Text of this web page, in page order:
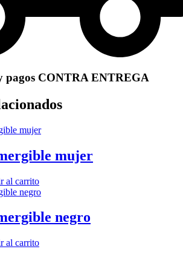
pagos CONTRA ENTREGA
mujer
al carrito
negro
al carrito